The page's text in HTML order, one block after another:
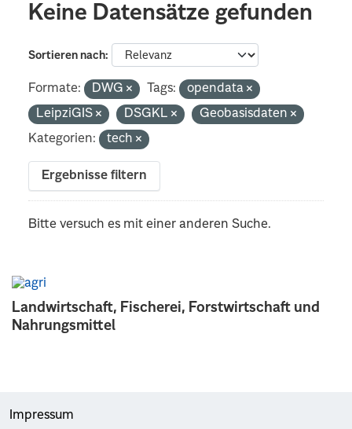
Landwirtschaft, Fischerei, Forstwirtschaft und
Nahrungsmittel
Keine Datensätze gefunden
Sortieren nach
Formate: DWG Tags:
opendata
LeipziGIS
DSGKL
Geobasisdaten
Kategorien:
tech
Ergebnisse filtern
Bitte versuch es mit einer anderen Suche.
Impressum